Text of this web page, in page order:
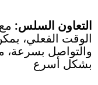
التعاون السلس:
الوقت الفعلي،
والتواصل
بشكل أسرع